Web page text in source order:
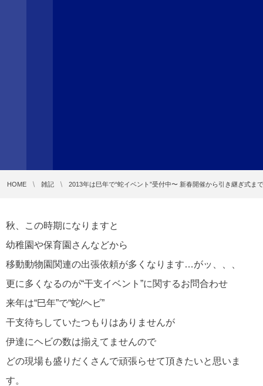
HOME 雑記 2013年は巳年で“蛇イベント”受付中〜 新春開催から引き継ぎ式ま
秋、この時期になりますと
幼稚園や保育園さんなどから
移動動物園関連の出張依頼が多くなります…がッ、、、
更に多くなるのが“干支イベント”に関するお問合わせ
来年は“巳年”で“蛇/ヘビ”
干支待ちしていたつもりはありませんが
伊達にヘビの数は揃えてませんので
どの現場も盛りだくさんで頑張らせて頂きたいと思いま
す。